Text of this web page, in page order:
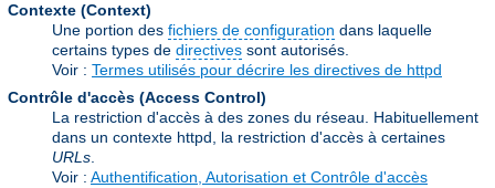
Contexte (Context)
Une portion des fichiers de configuration dans laquelle
certains types de directives sont autorisés.
Voir : Termes utilisés pour décrire les directives de httpd
Contrôle d'accès (Access Control)
La restriction d'accès à des zones du réseau. Habituellement
dans un contexte httpd, la restriction d'accès à certaines
URLs
Voir : Authentification, Autorisation et Contrôle d'accès